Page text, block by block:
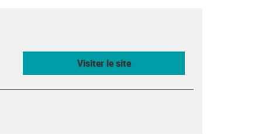
Visiter le site